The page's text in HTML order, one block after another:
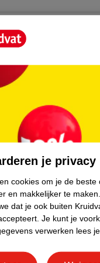
de uv-ledlamp.
onder de uv-ledlamp.
je privacy
cookies om je de
en makkelijker te maken.
dat je ook buiten
Je kunt je
verwerken lees